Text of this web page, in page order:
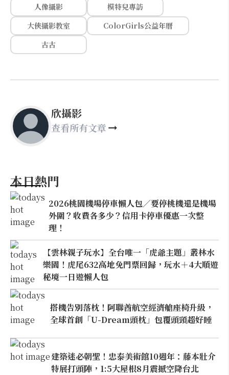
人像攝影
模特兒專訪
大俠攝影教室
ColorGirls公益年曆
古古
欣攝影
查看所有文章
本日熱門
2026桃園機場停車懶人包／要停桃機還是機場
外圍？收費各多少？信用卡停車優惠一次整
理！
【雲林親子玩水】全台唯一「虎爺主題」叢林水
樂園！虎尾632高地免門票回歸，玩水＋4大順遊
秘境一日遊懶人包
搭機告別落枕！阿聯酋航空經濟艙座椅升級，
全球首創「U-Dream頭枕」包覆頭頸超好睡
建築迷必朝聖！忠泰美術館10週年：藤本壯介
特展打頭陣，1:5大屋根8月震撼空降台北